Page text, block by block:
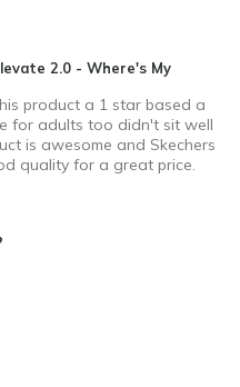
2.0 - Where's My
product a 1 star based a
for adults too didn't sit well
is awesome and Skechers
quality for a great price.